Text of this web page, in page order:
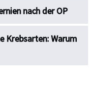
nach der OP
Krebsarten: Warum